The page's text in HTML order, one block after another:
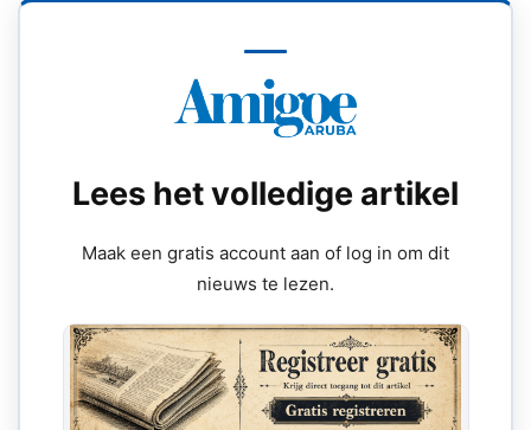
Lees het volledige artikel
Maak een gratis account aan of log in om dit
nieuws te lezen.